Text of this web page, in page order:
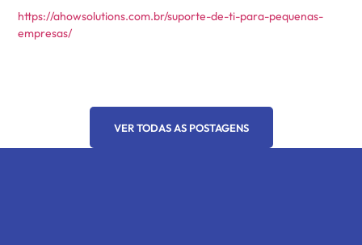
https://ahowsolutions.com.br/suporte-de-ti-para-pequenas-
empresas/
VER TODAS AS POSTAGENS